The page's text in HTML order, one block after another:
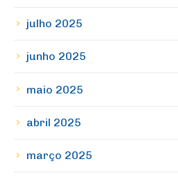
julho 2025
junho 2025
maio 2025
abril 2025
março 2025